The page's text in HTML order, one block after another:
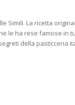
Simili. La ricetta
le ha rese famose in
della pasticceria